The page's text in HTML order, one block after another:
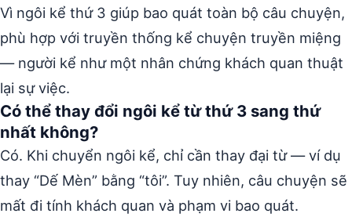
Vì ngôi kể thứ 3 giúp bao quát toàn bộ câu chuyện,
phù hợp với truyền thống kể chuyện truyền miệng
— người kể như một nhân chứng khách quan thuật
lại sự việc.
Có thể thay đổi ngôi kể từ thứ 3 sang thứ
nhất không?
Có. Khi chuyển ngôi kể, chỉ cần thay đại từ — ví dụ
thay “Dế Mèn” bằng “tôi”. Tuy nhiên, câu chuyện sẽ
mất đi tính khách quan và phạm vi bao quát.